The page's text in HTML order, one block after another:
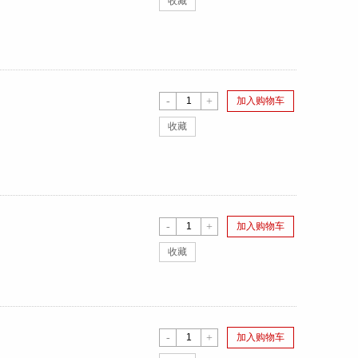
- + 加入购物车
收藏
- + 加入购物车
收藏
- + 加入购物车